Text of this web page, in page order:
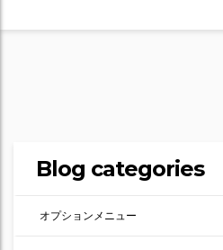
Blog categories
オプションメニュー